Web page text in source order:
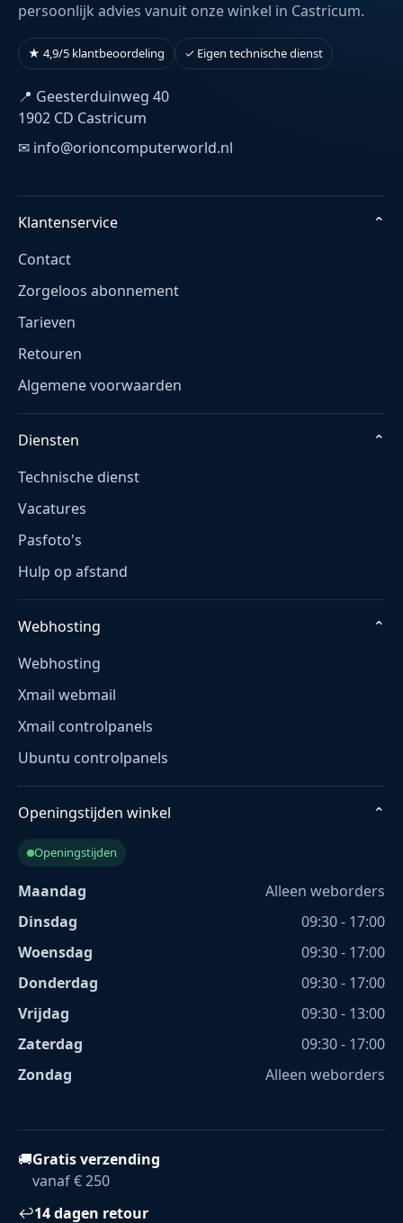
persoonlijk advies vanuit onze winkel in Castricum.
★ 4,9/5 klantbeoordeling ✓ Eigen technische dienst
📍 Geesterduinweg 40
1902 CD Castricum
✉ info@orioncomputerworld.nl
Klantenservice
⌄
Contact
Zorgeloos abonnement
Tarieven
Retouren
Algemene voorwaarden
Diensten
⌄
Technische dienst
Vacatures
Pasfoto's
Hulp op afstand
Webhosting
⌄
Webhosting
Xmail webmail
Xmail controlpanels
Ubuntu controlpanels
Openingstijden winkel ⌄
Openingstijden
Maandag
Alleen weborders
Dinsdag
09:30 - 17:00
Woensdag
09:30 - 17:00
Donderdag
09:30 - 17:00
Vrijdag
09:30 - 13:00
Zaterdag
09:30 - 17:00
Zondag
Alleen weborders
🚚Gratis verzending
vanaf € 250
↩14 dagen retour